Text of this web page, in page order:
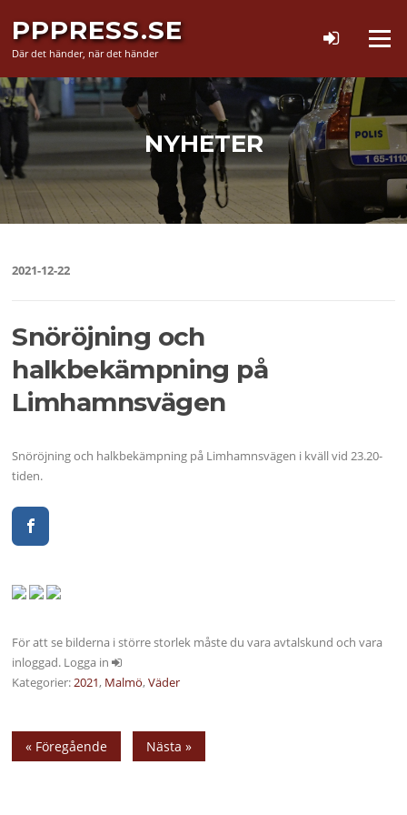
innehåll
PPPRESS.SE
Där det händer, när det händer
Meny
NYHETER
2021-12-22
Snöröjning och
halkbekämpning på
Limhamnsvägen
Snöröjning och halkbekämpning på Limhamnsvägen i kväll vid 23.20-
tiden.
För att se bilderna i större storlek måste du vara avtalskund och vara
inloggad. Logga in
Kategorier:2021, Malmö,Väder
« Föregående Nästa »